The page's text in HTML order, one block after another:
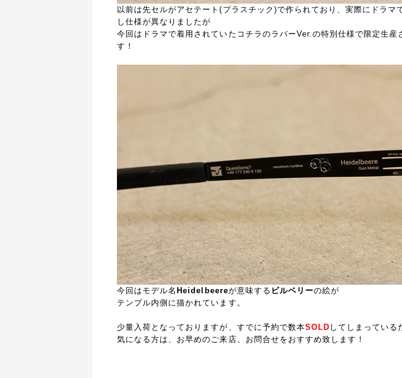
以前は先セルがアセテート(プラスチック)で作られており、実際にドラマ
し仕様が異なりましたが
今回はドラマで着用されていたコチラのラバーVer.の特別仕様で限定生産
す！
今回は モデル名 Heidelbeereが意味する ビルベリーの絵が
テンプル内側に描かれています。
少量入荷となっておりますが、すでに予約で数本SOLD してしまっている
気になる方は、お早めのご来店、お問合せをおすすめ致します！